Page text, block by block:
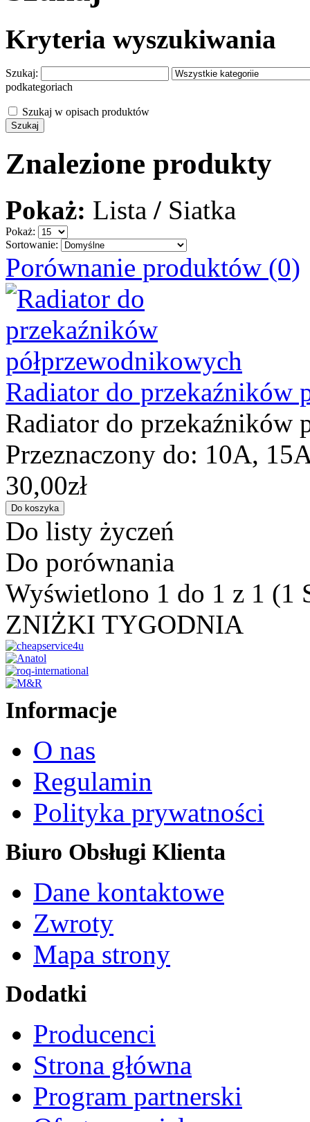
Kryteria wyszukiwania
Szukaj:
podkategoriach
Szukaj w opisach produktów
Znalezione produkty
Pokaż: Lista / Siatka
Pokaż:
Sortowanie:
Porównanie produktów (0)
Radiator do przekaźników
Radiator do przekaźników
Przeznaczony do: 10A,
30,00zł
Do listy życzeń
Do porównania
Wyświetlono 1 do 1 z 1 (1
ZNIŻKI TYGODNIA
Informacje
O nas
Regulamin
Polityka prywatności
Biuro Obsługi Klienta
Dane kontaktowe
Zwroty
Mapa strony
Dodatki
Producenci
Strona główna
Program partnerski